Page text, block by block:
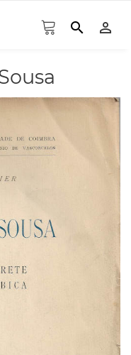
search person_outline